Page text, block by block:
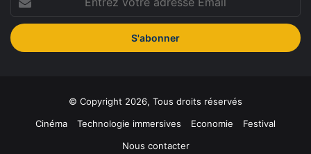
votre
adresse
Email
© Copyright 2026, Tous droits réservés
Cinéma
Technologie immersives Economie
Festival
Nous contacter